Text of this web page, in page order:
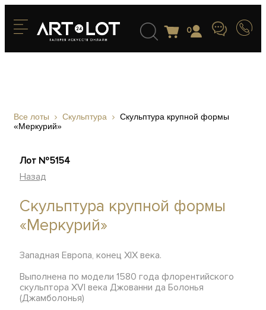
0
Все лоты Скульптура
Скульптура крупной формы
«Меркурий»
Лот №5154
Назад
Скульптура крупной формы
«Меркурий»
Западная Европа, конец XIX века.
Выполнена по модели 1580 года флорентийского
скульптора XVI века Джованни да Болонья
(Джамболонья)